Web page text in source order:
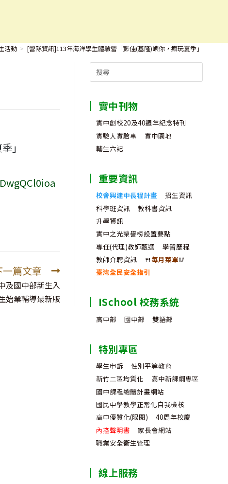
」
活動 > [營隊資訊]113年海洋學生體驗營「彭佳(基隆)嶼你，瘋玩夏季」
」
一篇文章
及國中部新生入
始業輔導最新版
Search
for:
實中刊物
實中創校20及40週年紀念特刊
實驗人實驗事
實中園地
輔生六記
重要資訊
校舍興建中長程計畫
招生資訊
科學班資訊
教科書資訊
升學資訊
實中之光榮譽榜設置要點
專任(代理)教師甄選
學習歷程
教師介聘資訊
🍴每月菜單🥢
臺灣全民安全指引
ISchool 校務系統
高中部 國中部 雙語部
特別專區
學生申訴
性別平等教育
新竹二區均質化
高中新課綱專區
國中課程總體計畫網站
國民中學教學正常化自我檢核
高中優質化(限閱)
40周年校慶
內控聲明書
家長會網站
職業安全衛生管理
線上服務